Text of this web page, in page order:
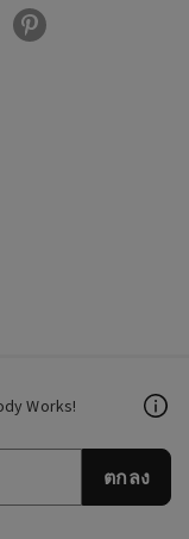
Works!
ตกลง